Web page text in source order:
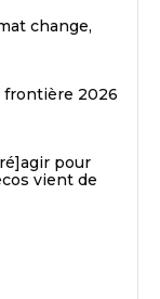
change,
frontière 2026
pour
vient de